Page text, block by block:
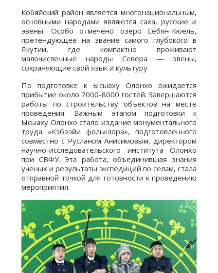
Кобяйский район является многонациональным,
основными народами являются саха, русские и
эвены. Особо отмечено озеро Себян-Кюёль,
претендующее на звание самого глубокого в
Якутии, где компактно проживают
малочисленные народы Севера — эвены,
сохраняющие свой язык и культуру.
По подготовке к Ысыаху Олонхо ожидается
прибытие около 7000-8000 гостей. Завершаются
работы по строительству объектов на месте
проведения. Важным этапом подготовки к
Ысыаху Олонхо стало издание монументального
труда «Кэбээйи фольклора», подготовленного
совместно с Русланом Анисимовым, директором
научно-исследовательского института Олонхо
при СВФУ. Эта работа, объединившая знания
ученых и результаты экспедиций по селам, стала
отправной точкой для готовности к проведению
мероприятия.